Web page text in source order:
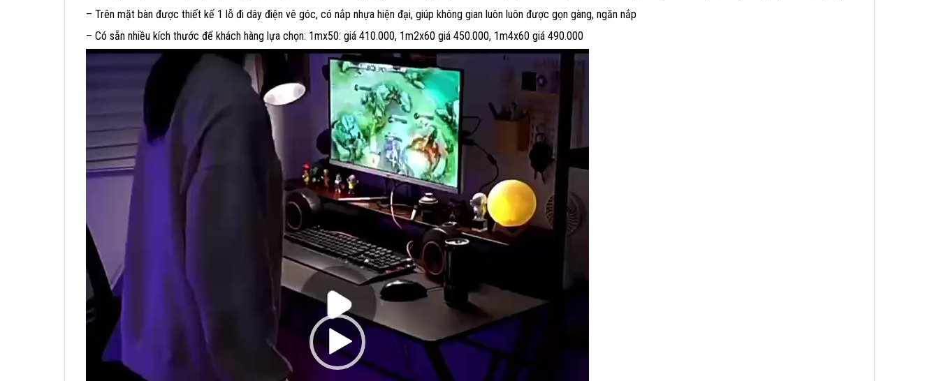
– Trên mặt bàn được thiết kế 1 lỗ đi dây điện vê góc, có nắp nhựa hiện đại, giúp không gian luôn luôn được gọn gàng, ngăn nắp
– Có sẵn nhiều kích thước để khách hàng lựa chọn: 1mx50: giá 410.000, 1m2x60 giá 450.000, 1m4x60 giá 490.000
Trình